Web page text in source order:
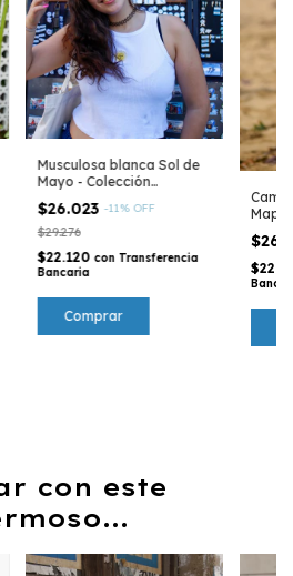
Musculosa blanca Sol de
Mayo - Colección
$26.023 -11% OFF
$29.276
$22.120 con Transferencia
Bancaria
Comprar
tierras
con este